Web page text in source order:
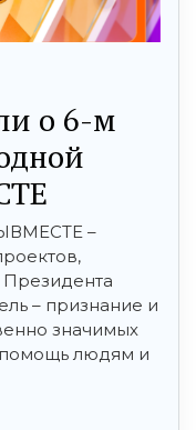
о 6-м
–
– признание и
значимых
помощь людям и